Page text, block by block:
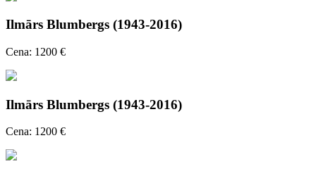
Ilmārs Blumbergs (1943-2016)
Cena: 1200 €
Ilmārs Blumbergs (1943-2016)
Cena: 1200 €